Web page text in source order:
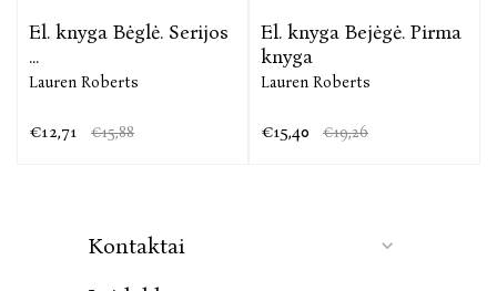
El. knyga Bėglė. Serijos
...
Lauren Roberts
€12,71 €15,88
El. knyga Bejėgė. Pirma
knyga
Lauren Roberts
€15,40 €19,26
Kontaktai